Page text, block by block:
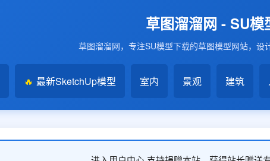
草图溜溜网 - SU模
草图溜溜网，专注SU模型下载的草图模型网站，设
🔥 最新SketchUp模型 室内 景观 建筑